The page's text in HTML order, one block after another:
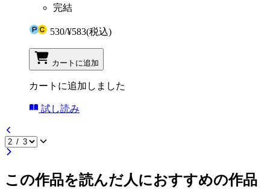
完結
530/¥583(税込)
カートに追加
カートに追加しました
試し読み
この作品を読んだ人におすすめの作品